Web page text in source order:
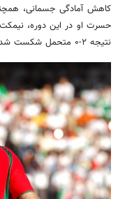
کاهش آمادگی جسمانی،
حسرت او در این دوره،
نتیجه ۲-۰ متحمل شکست شد.